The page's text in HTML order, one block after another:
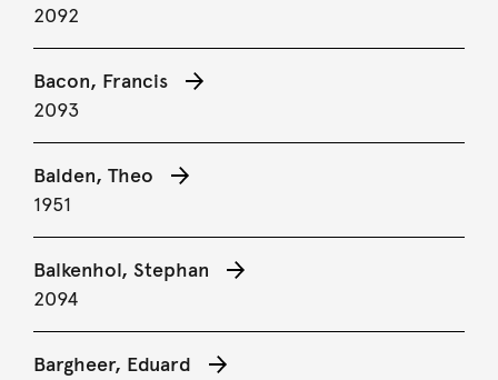
2092
Bacon, Francis
2093
Balden, Theo
1951
Balkenhol, Stephan
2094
Bargheer, Eduard